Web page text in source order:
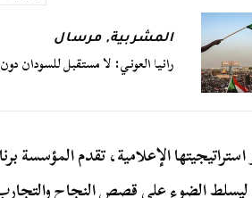
المشربية,مرسال
رانيا العوني: لا مستقبل للسودان
الإعلامية، تقدم
ليسلط الضوء على قصص النجاح